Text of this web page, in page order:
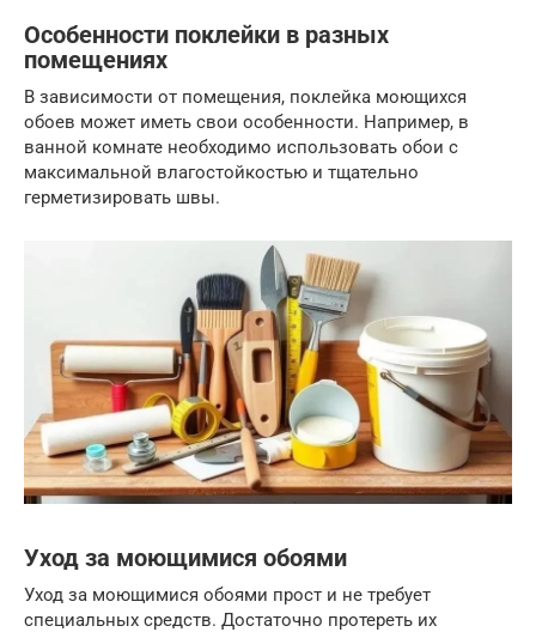
Особенности поклейки в разных
помещениях
В зависимости от помещения, поклейка моющихся
обоев может иметь свои особенности. Например, в
ванной комнате необходимо использовать обои с
максимальной влагостойкостью и тщательно
герметизировать швы.
Уход за моющимися обоями
Уход за моющимися обоями прост и не требует
специальных средств. Достаточно протереть их